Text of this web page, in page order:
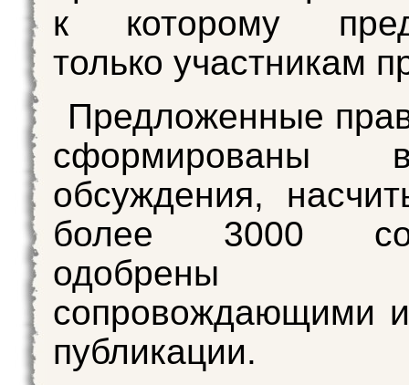
к которому
только участникам
Предложенные
обсуждения,
более 3000
сопровождающими
публикации.